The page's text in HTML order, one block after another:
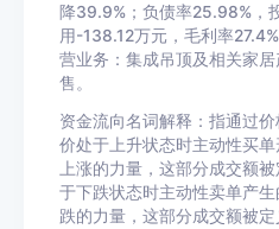
降39.9%；负债率25.98%，
用-138.12万元，毛利率
营业务：集成吊顶及相关家
售。
资金流向名词解释：指通过
价处于上升状态时主动性买
上涨的力量，这部分成交额
于下跌状态时主动性卖单产
跌的力量，这部分成交额被